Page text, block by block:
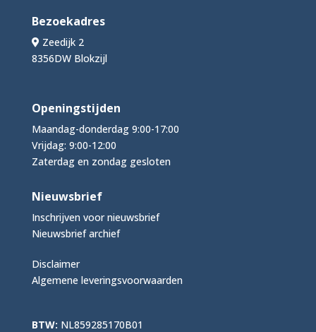
Bezoekadres
Zeedijk 2
8356DW Blokzijl
Openingstijden
Maandag-donderdag 9:00-17:00
Vrijdag: 9:00-12:00
Zaterdag en zondag gesloten
Nieuwsbrief
Inschrijven voor nieuwsbrief
Nieuwsbrief archief
Disclaimer
Algemene leveringsvoorwaarden
BTW: NL859285170B01